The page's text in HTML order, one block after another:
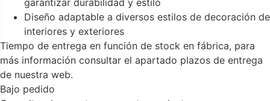
garantizar durabilidad y estilo
Diseño adaptable a diversos estilos de decoración de
interiores y exteriores
Tiempo de entrega en función de stock en fábrica, para
más información consultar el apartado plazos de entrega
de nuestra web.
Bajo pedido